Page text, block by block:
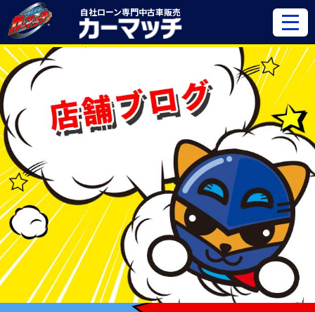
自社ローン専門中古車販売